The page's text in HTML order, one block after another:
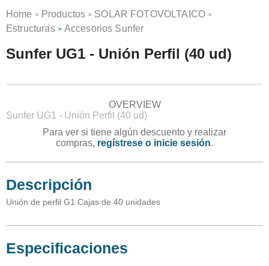
Home > Productos > SOLAR FOTOVOLTAICO >
Estructuras > Accesorios Sunfer
Sunfer UG1 - Unión Perfil (40 ud)
OVERVIEW
Sunfer UG1 - Unión Perfil (40 ud)
Para ver si tiene algún descuento y realizar
compras, regístrese o inicie sesión.
Descripción
Unión de perfil G1 Cajas de 40 unidades
Especificaciones